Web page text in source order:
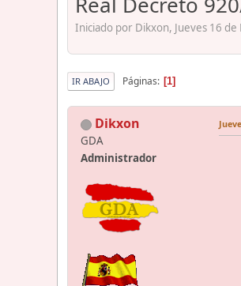
Iniciado por Dikxon, Jueves 16
IR ABAJO Páginas 1
Dikxon
GDA
Administrador